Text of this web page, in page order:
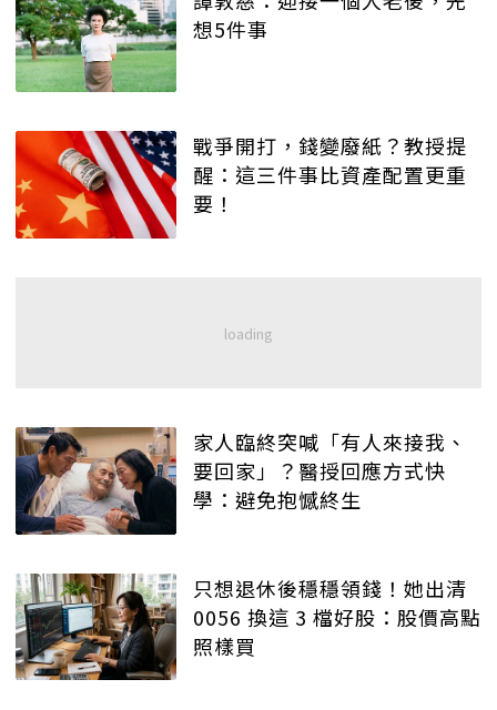
想5件事
戰爭開打，錢變廢紙？教授提
醒：這三件事比資產配置更重
要！
家人臨終突喊「有人來接我、
要回家」？醫授回應方式快
學：避免抱憾終生
只想退休後穩穩領錢！她出清
0056 換這 3 檔好股：股價高點
照樣買